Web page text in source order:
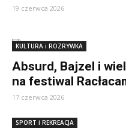
19 czerwca 2026
KULTURA i ROZRYWKA
Absurd, Bajzel i
na festiwal
17 czerwca 2026
SPORT i REKREACJA